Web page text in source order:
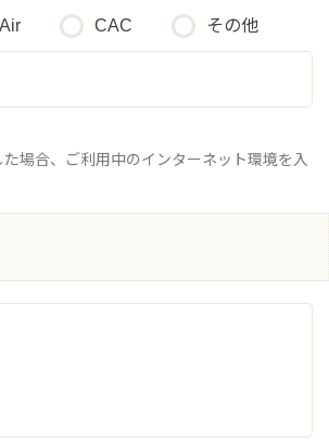
CAC その他
場合、ご利用中のインターネット環境を入